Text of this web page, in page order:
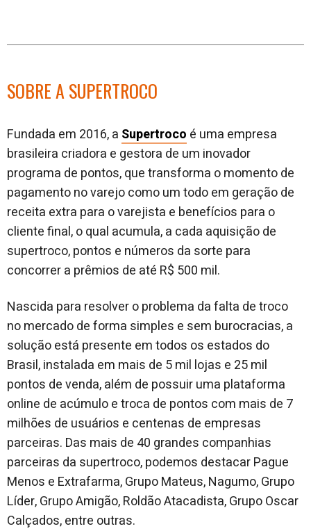
SOBRE A SUPERTROCO
Fundada em 2016, a Supertroco é uma empresa
brasileira criadora e gestora de um inovador
programa de pontos, que transforma o momento de
pagamento no varejo como um todo em geração de
receita extra para o varejista e benefícios para o
cliente final, o qual acumula, a cada aquisição de
supertroco, pontos e números da sorte para
concorrer a prêmios de até R$ 500 mil.
Nascida para resolver o problema da falta de troco
no mercado de forma simples e sem burocracias, a
solução está presente em todos os estados do
Brasil, instalada em mais de 5 mil lojas e 25 mil
pontos de venda, além de possuir uma plataforma
online de acúmulo e troca de pontos com mais de 7
milhões de usuários e centenas de empresas
parceiras. Das mais de 40 grandes companhias
parceiras da supertroco, podemos destacar Pague
Menos e Extrafarma, Grupo Mateus, Nagumo, Grupo
Líder, Grupo Amigão, Roldão Atacadista, Grupo Oscar
Calçados, entre outras.